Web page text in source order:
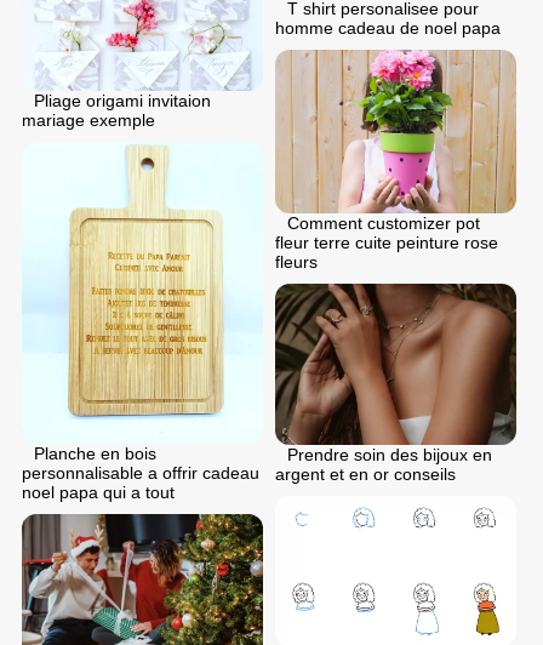
T shirt personalisee pour
homme cadeau de noel papa
Pliage origami invitaion
mariage exemple
Comment customizer pot
fleur terre cuite peinture rose
fleurs
Planche en bois
personnalisable a offrir cadeau
noel papa qui a tout
Prendre soin des bijoux en
argent et en or conseils